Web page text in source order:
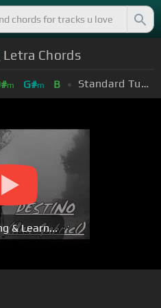
Letra Chords
m G#m B Standard Tuning (EADGBE)
& Learn...